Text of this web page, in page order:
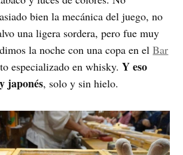
bien la mecánica del juego, no
una ligera sordera, pero fue muy
la noche con una copa en elBar
especializado en whisky.Y eso
japonés, solo y sin hielo.